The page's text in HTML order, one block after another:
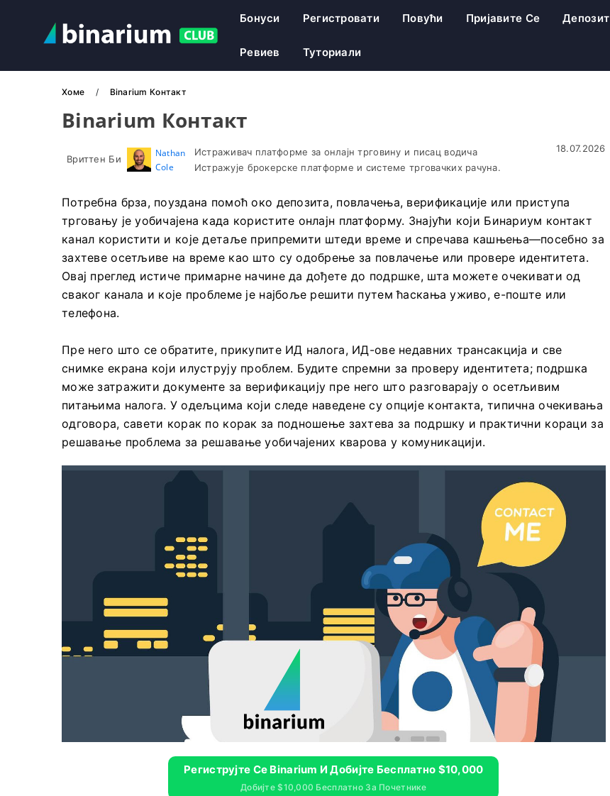
Бонуси Регистровати Повући Пријавите Се Депозит
Ревиев Туториали
Хоме Binarium Контакт
Binarium Контакт
Вриттен Би
Nathan
Cole
Истраживач платформе за онлајн трговину и писац водича
Истражује брокерске платформе и системе трговачких рачуна.
18.07.2026
Потребна брза, поуздана помоћ око депозита, повлачења, верификације или приступа
трговању је уобичајена када користите онлајн платформу. Знајући који Бинариум контакт
канал користити и које детаље припремити штеди време и спречава кашњења—посебно за
захтеве осетљиве на време као што су одобрење за повлачење или провере идентитета.
Овај преглед истиче примарне начине да дођете до подршке, шта можете очекивати од
сваког канала и које проблеме је најбоље решити путем ћаскања уживо, е-поште или
телефона.
Пре него што се обратите, прикупите ИД налога, ИД-ове недавних трансакција и све
снимке екрана који илуструју проблем. Будите спремни за проверу идентитета; подршка
може затражити документе за верификацију пре него што разговарају о осетљивим
питањима налога. У одељцима који следе наведене су опције контакта, типична очекивања
одговора, савети корак по корак за подношење захтева за подршку и практични кораци за
решавање проблема за решавање уобичајених кварова у комуникацији.
Региструјте Се Binarium И Добијте Бесплатно $10,000
Добијте $10,000 Бесплатно За Почетнике